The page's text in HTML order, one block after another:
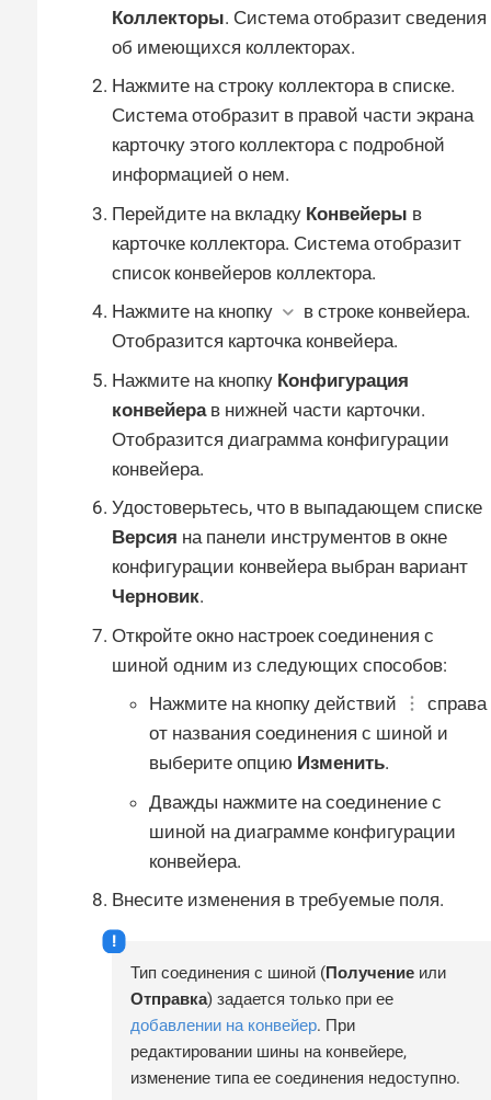
Коллекторы. Система отобразит сведения
об имеющихся коллекторах.
Нажмите на строку коллектора в списке.
Система отобразит в правой части экрана
карточку этого коллектора с подробной
информацией о нем.
Перейдите на вкладку Конвейеры в
карточке коллектора. Система отобразит
список конвейеров коллектора.
Нажмите на кнопку
в строке конвейера.
Отобразится карточка конвейера.
Нажмите на кнопку Конфигурация
конвейерав нижней части карточки.
Отобразится диаграмма конфигурации
конвейера.
Удостоверьтесь, что в выпадающем списке
Версия на панели инструментов в окне
конфигурации конвейера выбран вариант
Черновик.
Откройте окно настроек соединения с
шиной одним из следующих способов:
Нажмите на кнопку действий
справа
от названия соединения с шиной и
выберите опцию Изменить.
Дважды нажмите на соединение с
шиной на диаграмме конфигурации
конвейера.
Внесите изменения в требуемые поля.
Тип соединения с шиной (Получение или
Отправка) задается только при ее
добавлении на конвейер. При
редактировании шины на конвейере,
изменение типа ее соединения недоступно.